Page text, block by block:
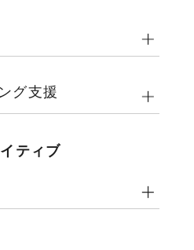
グ支援
ティブ